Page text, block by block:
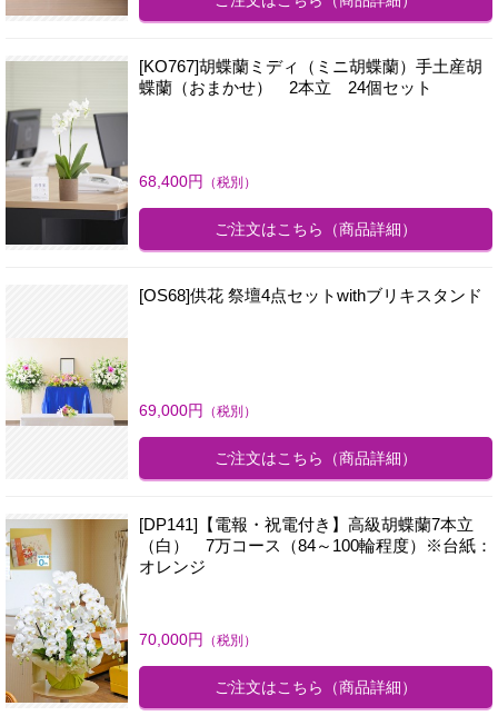
[KO767]胡蝶蘭ミディ（ミニ胡蝶蘭）手土産胡
蝶蘭（おまかせ） 2本立 24個セット
68,400円 （税別）
ご注文はこちら （商品詳細）
[OS68]供花 祭壇4点セットwithブリキスタンド
69,000円 （税別）
ご注文はこちら （商品詳細）
[DP141]【電報・祝電付き】高級胡蝶蘭7本立
（白） 7万コース（84～100輪程度）※台紙：
オレンジ
70,000円 （税別）
ご注文はこちら （商品詳細）